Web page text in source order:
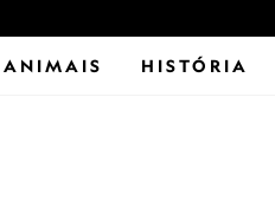
ANIMAIS HISTÓRIA